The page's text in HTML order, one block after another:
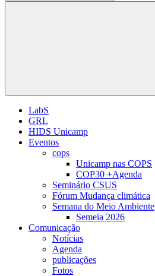
Buscar
LabS
GRL
HIDS Unicamp
Eventos
cops
Unicamp nas COPS
COP30 +Agenda
Seminário CSUS
Fórum Mudança climática
Semana do Meio Ambiente
Semeia 2026
Comunicação
Notícias
Agenda
publicações
Fotos